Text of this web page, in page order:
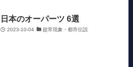
日本のオーパーツ 6選
2023-10-04 超常現象・都市伝説